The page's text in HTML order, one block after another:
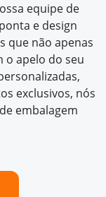
equipe de
e design
que não apenas
o apelo do seu
exclusivos, nós
embalagem